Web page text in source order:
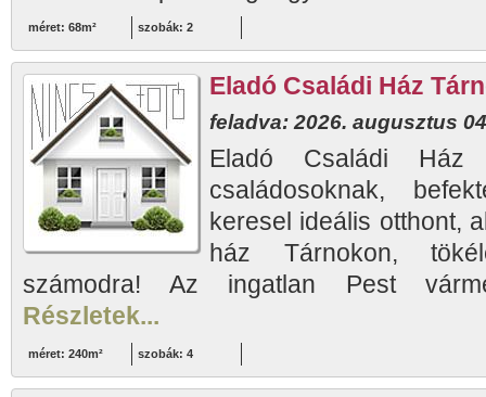
méret: 68m² szobák: 2
Eladó Családi Ház
feladva: 2026. augusztus
Eladó Családi
családosoknak,
keresel ideális otthont,
ház Tárnokon,
számodra! Az ingatlan Pest
Részletek...
méret: 240m² szobák: 4